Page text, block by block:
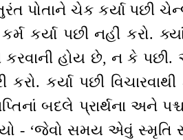
પોતાને ચેક કર્યા પછી
કર્યા પછી નહીં કરો.
કરવાની હોય છે, ન કે પછી.
કરો. કર્યા પછી
બદલે પ્રાર્થના અને
- ‘જેવો સમય એવું સ્મૃતિ